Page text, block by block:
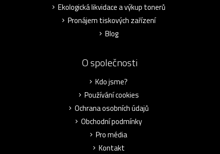
Ekologická likvidace a výkup tonerů
Pronájem tiskových zařízení
Blog
O společnosti
Kdo jsme?
Používání cookies
Ochrana osobních údajů
Obchodní podmínky
Pro média
Kontakt